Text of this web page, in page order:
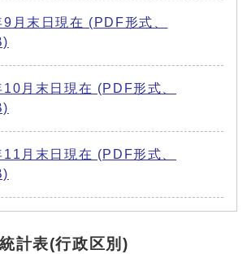
月末日現在 (PDF形式、
月末日現在 (PDF形式、
月末日現在 (PDF形式、
計表(行政区別)